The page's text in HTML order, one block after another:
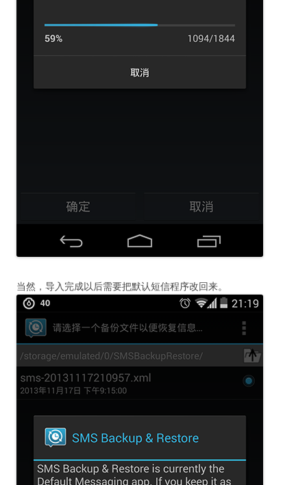
当然，导入完成以后需要把默认短信程序改回来。